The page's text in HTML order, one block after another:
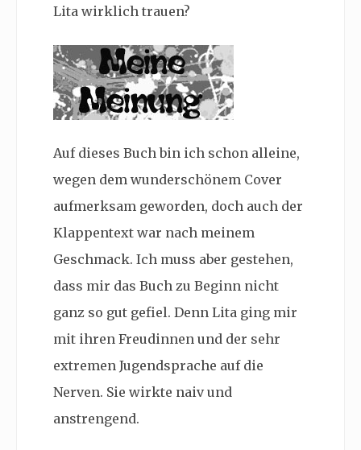
Lita wirklich trauen?
Auf dieses Buch bin ich schon alleine,
wegen dem wunderschönem Cover
aufmerksam geworden, doch auch der
Klappentext war nach meinem
Geschmack. Ich muss aber gestehen,
dass mir das Buch zu Beginn nicht
ganz so gut gefiel. Denn Lita ging mir
mit ihren Freudinnen und der sehr
extremen Jugendsprache auf die
Nerven. Sie wirkte naiv und
anstrengend.